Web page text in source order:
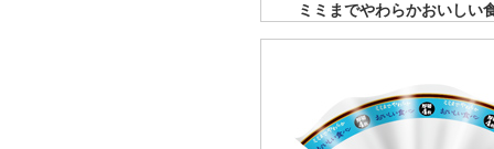
ミミまでやわらかおいしい